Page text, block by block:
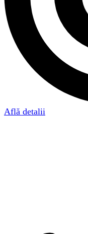
Află detalii